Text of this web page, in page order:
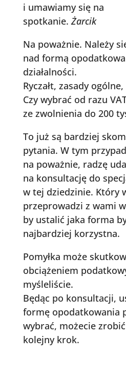
i umawiamy się na
spotkanie.Żarcik
Na poważnie. Należy
nad formą
działalności.
Ryczałt, zasady
Czy wybrać od razu
ze zwolnienia do 200
To już są bardziej
pytania. W tym
na poważnie, radzę
na konsultację do
w tej dziedzinie. Który
przeprowadzi z wami
by ustalić jaka forma
najbardziej korzystna.
Pomyłka może
obciążeniem
myśleliście.
Będąc po konsultacji,
formę opodatkowania
wybrać, możecie zrobić
kolejny krok.